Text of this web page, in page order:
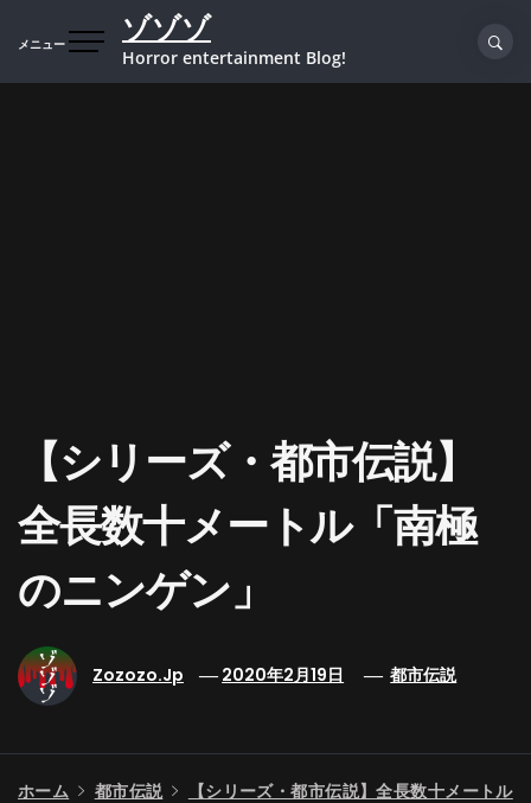
メニュー ゾゾゾ
Horror entertainment Blog!
【シリーズ・都市伝説】
全長数十メートル「南極
のニンゲン」
Zozozo.jp 2020年2月19日 都市伝説
ホーム 都市伝説
【シリーズ・都市伝説】全長数十メートル